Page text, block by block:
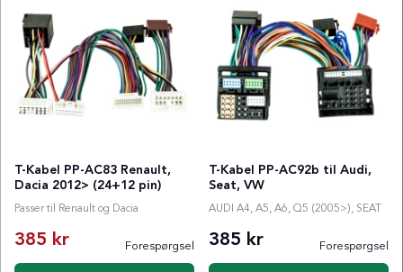
T-Kabel PP-AC83 Renault,
Dacia 2012> (24+12 pin)
Passer til Renault og Dacia
385 kr
Normalpris:
Forespørgsel
T-Kabel PP-AC92b til Audi,
Seat, VW
AUDI A4, A5, A6, Q5 (2005>), SEAT
385 kr Forespørgsel